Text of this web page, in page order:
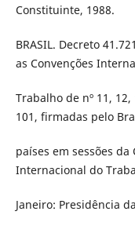
Constituinte, 1988.
BRASIL. Decreto
as Convenções
Trabalho de nº 11,
101, firmadas pelo
países em sessões
Internacional do
Janeiro: Presidência